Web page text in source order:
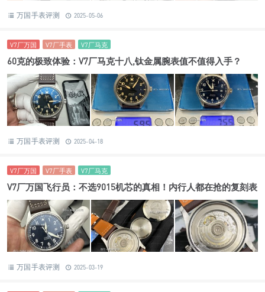
万国手表评测 2025-05-06
V7厂万国 V7厂手表 V7厂马克
60克的极致体验：V7厂马克十八,钛金属腕表值不值得入手？
万国手表评测 2025-04-18
V7厂万国 V7厂手表 V7厂马克
V7厂万国飞行员：不选9015机芯的真相！内行人都在抢的复刻表
万国手表评测 2025-03-19